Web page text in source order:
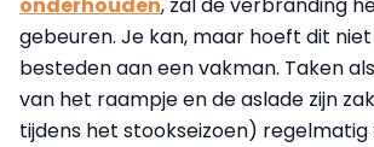
gebeuren. Je kan, maar hoeft dit
besteden aan een vakman. Taken
van het raampje en de aslade zijn
tijdens het stookseizoen) regelmatig